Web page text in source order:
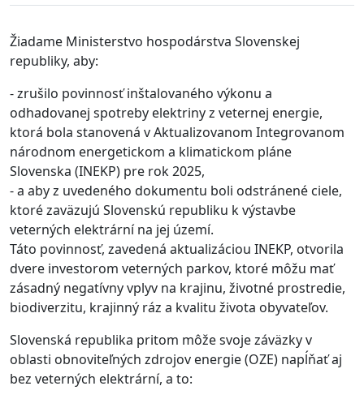
Žiadame Ministerstvo hospodárstva Slovenskej
republiky, aby:
-zrušilo povinnosť inštalovaného výkonu a
odhadovanej spotreby elektriny z veternej energie,
ktorá bola stanovená v Aktualizovanom Integrovanom
národnom energetickom a klimatickom pláne
Slovenska (INEKP) pre rok 2025,
-a aby z uvedeného dokumentu boli odstránené ciele,
ktoré zaväzujú Slovenskú republiku k výstavbe
veterných elektrární na jej území.
Táto povinnosť, zavedená aktualizáciou INEKP, otvorila
dvere investorom veterných parkov, ktoré môžu mať
zásadný negatívny vplyv na krajinu, životné prostredie,
biodiverzitu, krajinný ráz a kvalitu života obyvateľov.
Slovenská republika pritom môže svoje záväzky v
oblasti obnoviteľných zdrojov energie (OZE) napĺňať aj
bez veterných elektrární, a to: